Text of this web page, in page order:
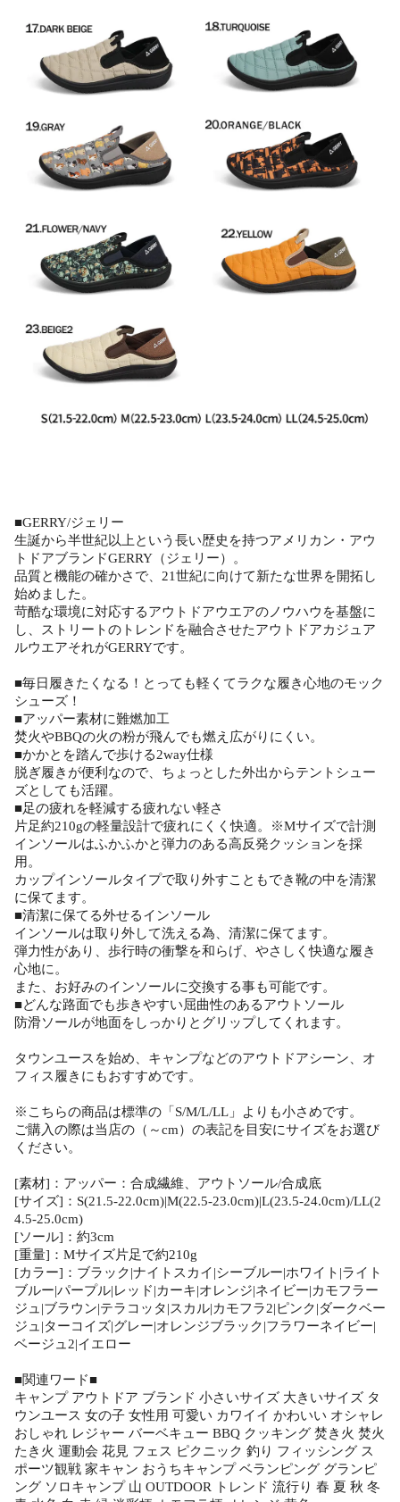
■GERRY/ジェリー
生誕から半世紀以上という長い歴史を持つアメリカン・アウ
トドアブランドGERRY（ジェリー）。
品質と機能の確かさで、21世紀に向けて新たな世界を開拓し
始めました。
苛酷な環境に対応するアウトドアウエアのノウハウを基盤に
し、ストリートのトレンドを融合させたアウトドアカジュア
ルウエアそれがGERRYです。
■毎日履きたくなる！とっても軽くてラクな履き心地のモック
シューズ！
■アッパー素材に難燃加工
焚火やBBQの火の粉が飛んでも燃え広がりにくい。
■かかとを踏んで歩ける2way仕様
脱ぎ履きが便利なので、ちょっとした外出からテントシュー
ズとしても活躍。
■足の疲れを軽減する疲れない軽さ
片足約210gの軽量設計で疲れにくく快適。※Mサイズで計測
インソールはふかふかと弾力のある高反発クッションを採
用。
カップインソールタイプで取り外すこともでき靴の中を清潔
に保てます。
■清潔に保てる外せるインソール
インソールは取り外して洗える為、清潔に保てます。
弾力性があり、歩行時の衝撃を和らげ、やさしく快適な履き
心地に。
また、お好みのインソールに交換する事も可能です。
■どんな路面でも歩きやすい屈曲性のあるアウトソール
防滑ソールが地面をしっかりとグリップしてくれます。
タウンユースを始め、キャンプなどのアウトドアシーン、オ
フィス履きにもおすすめです。
※こちらの商品は標準の「S/M/L/LL」よりも小さめです。
ご購入の際は当店の（～cm）の表記を目安にサイズをお選び
ください。
[素材]：アッパー：合成繊維、アウトソール/合成底
[サイズ]：S(21.5-22.0cm)|M(22.5-23.0cm)|L(23.5-24.0cm)/LL(2
4.5-25.0cm)
[ソール]：約3cm
[重量]：Mサイズ片足で約210g
[カラー]：ブラック|ナイトスカイ|シーブルー|ホワイト|ライト
ブルー|パープル|レッド|カーキ|オレンジ|ネイビー|カモフラー
ジュ|ブラウン|テラコッタ|スカル|カモフラ2|ピンク|ダークベー
ジュ|ターコイズ|グレー|オレンジブラック|フラワーネイビー|
ベージュ2|イエロー
■関連ワード■
キャンプ アウトドア ブランド 小さいサイズ 大きいサイズ タ
ウンユース 女の子 女性用 可愛い カワイイ かわいい オシャレ
おしゃれ レジャー バーベキュー BBQ クッキング 焚き火 焚火
たき火 運動会 花見 フェス ピクニック 釣り フィッシング ス
ポーツ観戦 家キャン おうちキャンプ ベランピング グランピ
ング ソロキャンプ 山 OUTDOOR トレンド 流行り 春 夏 秋 冬